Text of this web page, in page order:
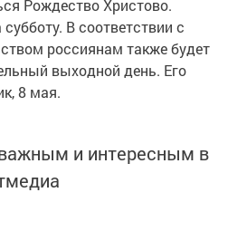
Рождество Христово.
В соответствии с
россиянам также будет
выходной день. Его
8 мая.
и интересным в